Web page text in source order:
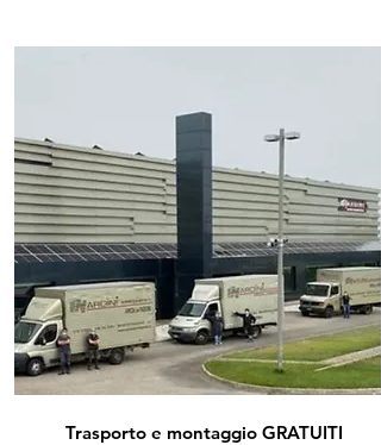
Trasporto e montaggio GRATUITI